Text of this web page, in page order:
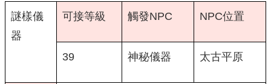
謎樣儀
器
可接等級 觸發NPC NPC位置
39 神秘儀器 太古平原